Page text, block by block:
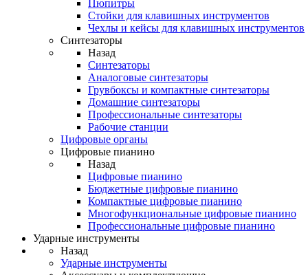
Пюпитры
Стойки для клавишных инструментов
Чехлы и кейсы для клавишных инструментов
Синтезаторы
Назад
Синтезаторы
Аналоговые синтезаторы
Грувбоксы и компактные синтезаторы
Домашние синтезаторы
Профессиональные синтезаторы
Рабочие станции
Цифровые органы
Цифровые пианино
Назад
Цифровые пианино
Бюджетные цифровые пианино
Компактные цифровые пианино
Многофункциональные цифровые пианино
Профессиональные цифровые пианино
Ударные инструменты
Назад
Ударные инструменты